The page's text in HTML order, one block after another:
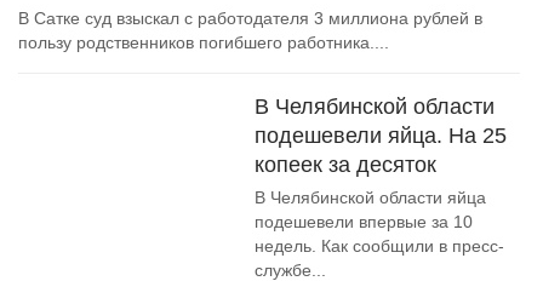
В Сатке суд взыскал с работодателя 3 миллиона рублей в
пользу родственников погибшего работника....
В Челябинской области
подешевели яйца. На 25
копеек за десяток
В Челябинской области яйца
подешевели впервые за 10
недель. Как сообщили в пресс-
службе...